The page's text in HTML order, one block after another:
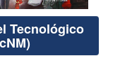
Tecnológico